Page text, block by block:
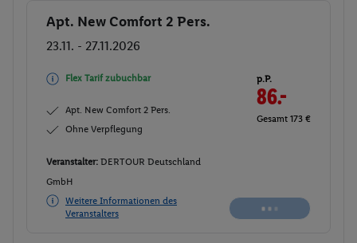
Buchen
Apt. New Comfort 2 Pers.
23.11. - 27.11.2026
Flex Tarif zubuchbar
Apt. New Comfort 2 Pers.
Ohne Verpflegung
p.P.
86.-
Gesamt 173 €
Veranstalter: DERTOUR Deutschland
GmbH
Weitere Informationen des
Veranstalters